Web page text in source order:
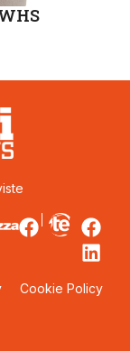
Cookie Policy